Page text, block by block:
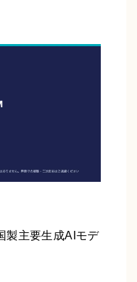
主要生成AIモデ